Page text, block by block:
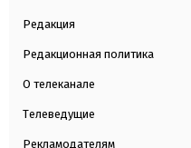
Редакция
Редакционная политика
О телеканале
Телеведущие
Рекламодателям